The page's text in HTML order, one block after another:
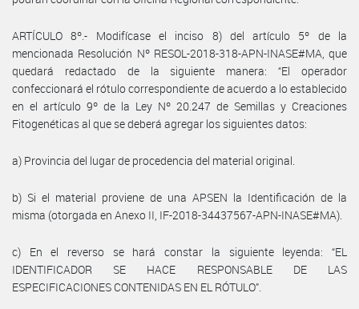
ARTÍCULO 8º.- Modifícase el inciso 8) del artículo 5º de la
mencionada Resolución Nº RESOL-2018-318-APN-INASE#MA, que
quedará redactado de la siguiente manera: “El operador
confeccionará el rótulo correspondiente de acuerdo a lo establecido
en el artículo 9º de la Ley Nº 20.247 de Semillas y Creaciones
Fitogenéticas al que se deberá agregar los siguientes datos:
a) Provincia del lugar de procedencia del material original.
b) Si el material proviene de una APSEN la Identificación de la
misma (otorgada en Anexo II, IF-2018-34437567-APN-INASE#MA).
c) En el reverso se hará constar la siguiente leyenda: “EL
IDENTIFICADOR SE HACE RESPONSABLE DE LAS
ESPECIFICACIONES CONTENIDAS EN EL RÓTULO”.